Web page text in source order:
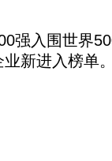
入围世界
新进入榜单